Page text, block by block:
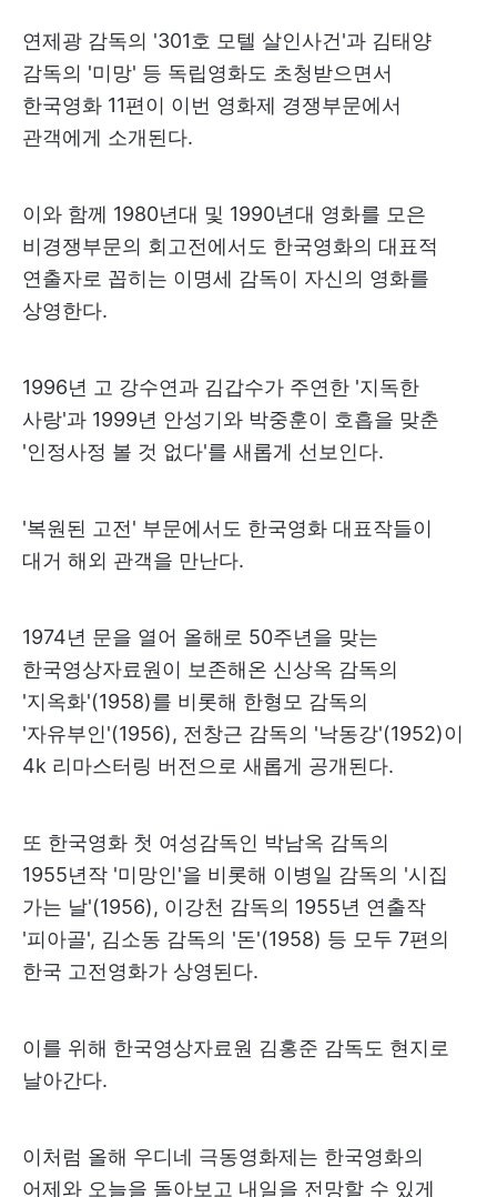
연제광 감독의 '301호 모텔 살인사건'과 김태양
감독의 '미망' 등 독립영화도 초청받으면서
한국영화 11편이 이번 영화제 경쟁부문에서
관객에게 소개된다.
이와 함께 1980년대 및 1990년대 영화를 모은
비경쟁부문의 회고전에서도 한국영화의 대표적
연출자로 꼽히는 이명세 감독이 자신의 영화를
상영한다.
1996년 고 강수연과 김갑수가 주연한 '지독한
사랑'과 1999년 안성기와 박중훈이 호흡을 맞춘
'인정사정 볼 것 없다'를 새롭게 선보인다.
'복원된 고전' 부문에서도 한국영화 대표작들이
대거 해외 관객을 만난다.
1974년 문을 열어 올해로 50주년을 맞는
한국영상자료원이 보존해온 신상옥 감독의
'지옥화'(1958)를 비롯해 한형모 감독의
'자유부인'(1956), 전창근 감독의 '낙동강'(1952)이
4k 리마스터링 버전으로 새롭게 공개된다.
또 한국영화 첫 여성감독인 박남옥 감독의
1955년작 '미망인'을 비롯해 이병일 감독의 '시집
가는 날'(1956), 이강천 감독의 1955년 연출작
'피아골', 김소동 감독의 '돈'(1958) 등 모두 7편의
한국 고전영화가 상영된다.
이를 위해 한국영상자료원 김홍준 감독도 현지로
날아간다.
이처럼 올해 우디네 극동영화제는 한국영화의
어제와 오늘을 돌아보고 내일을 전망할 수 있게